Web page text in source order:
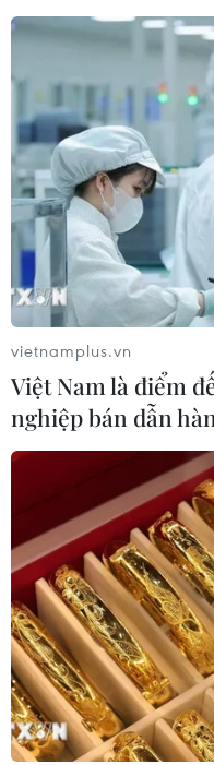
vietnamplus.vn
Việt Nam là điểm
nghiệp bán dẫn